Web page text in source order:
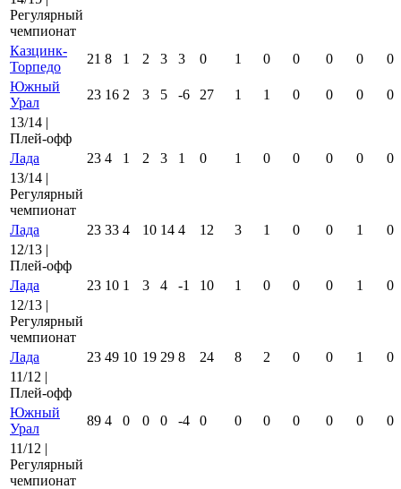
Регулярный
чемпионат
Казцинк-
Торпедо
21 8 1 2 3 3 0 1 0 0 0 0
0
Южный
Урал
23 16 2 3 5 -6 27 1 1 0 0 0
0
13/14 |
Плей-офф
Лада
23 4 1 2 3 1 0 1 0 0 0 0
0
13/14 |
Регулярный
чемпионат
Лада
23 33 4 10 14 4 12 3 1 0 0 1
0
12/13 |
Плей-офф
Лада
23 10 1 3 4 -1 10 1 0 0 0 1
0
12/13 |
Регулярный
чемпионат
Лада
23 49 10 19 29 8 24 8 2 0 0 1
0
11/12 |
Плей-офф
Южный
Урал
89 4 0 0 0 -4 0 0 0 0 0 0
0
11/12 |
Регулярный
чемпионат